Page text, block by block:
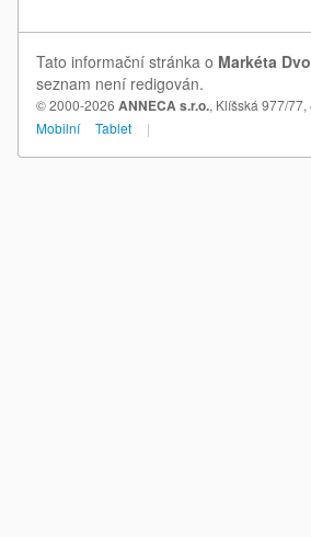
Tato informační stránka o Markéta
seznam není redigován.
© 2000-2026 ANNECA s.r.o., Klíšská 977/
Mobilní
Tablet |